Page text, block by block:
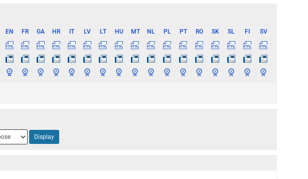
EN FR GA HR IT LV LT HU MT NL PL PT RO SK SL FI
SV
Display